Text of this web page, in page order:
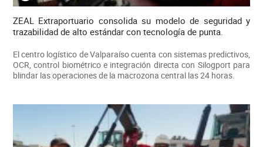
ZEAL Extraportuario consolida su modelo de seguridad y
trazabilidad de alto estándar con tecnología de punta.
El centro logístico de Valparaíso cuenta con sistemas predictivos,
OCR, control biométrico e integración directa con Silogport para
blindar las operaciones de la macrozona central las 24 horas.